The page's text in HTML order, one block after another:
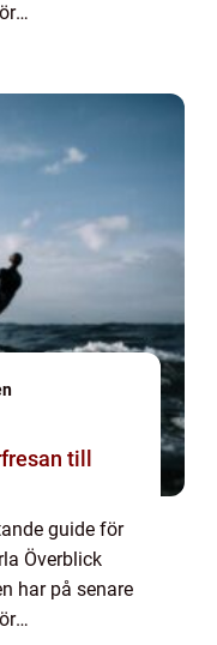
till
guide för
Överblick
har på senare